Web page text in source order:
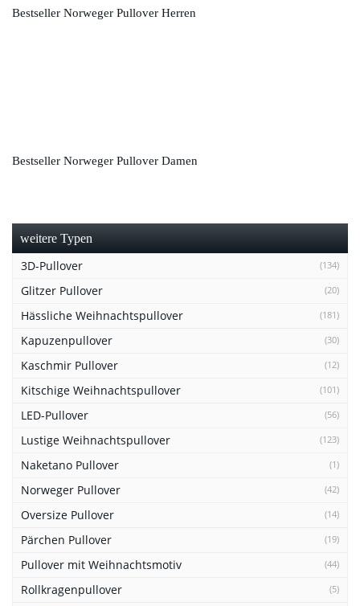
Bestseller Norweger Pullover Herren
Bestseller Norweger Pullover Damen
weitere Typen
3D-Pullover (134)
Glitzer Pullover (20)
Hässliche Weihnachtspullover (181)
Kapuzenpullover (30)
Kaschmir Pullover (12)
Kitschige Weihnachtspullover (101)
LED-Pullover (56)
Lustige Weihnachtspullover (123)
Naketano Pullover (1)
Norweger Pullover (42)
Oversize Pullover (14)
Pärchen Pullover (19)
Pullover mit Weihnachtsmotiv (44)
Rollkragenpullover (5)